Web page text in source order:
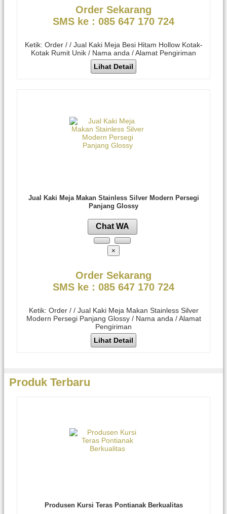
Order Sekarang
SMS ke : 085 647 170 724
Ketik: Order / / Jual Kaki Meja Besi Hitam Hollow Kotak-
Kotak Rumit Unik / Nama anda / Alamat Pengiriman
Lihat Detail
Jual Kaki Meja Makan Stainless Silver Modern Persegi
Panjang Glossy
Chat WA
×
Order Sekarang
SMS ke : 085 647 170 724
Ketik: Order / / Jual Kaki Meja Makan Stainless Silver
Modern Persegi Panjang Glossy / Nama anda / Alamat
Pengiriman
Lihat Detail
Produk Terbaru
Produsen Kursi Teras Pontianak Berkualitas